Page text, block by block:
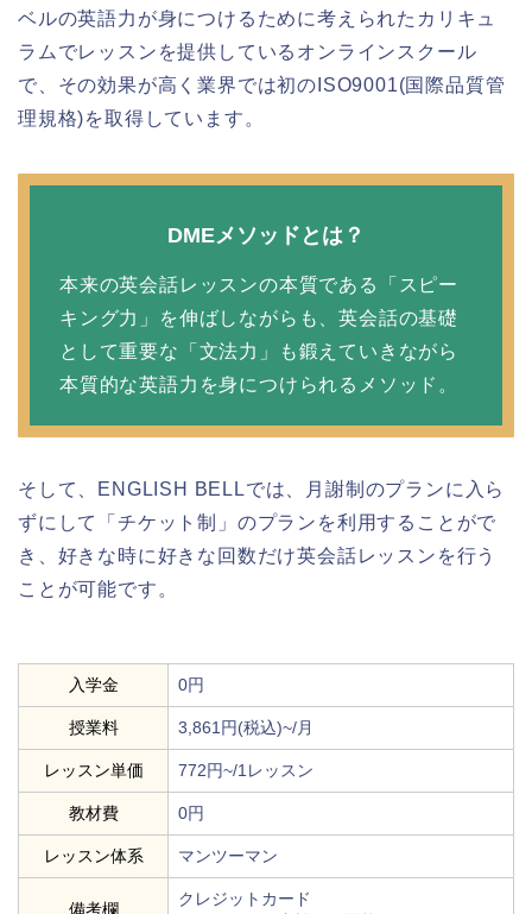
ベルの英語力が身につけるために考えられたカリキュ
ラムでレッスンを提供しているオンラインスクール
で、その効果が高く業界では初のISO9001(国際品質管
理規格)を取得しています。
DMEメソッドとは？
本来の英会話レッスンの本質である「スピー
キング力」を伸ばしながらも、英会話の基礎
として重要な「文法力」も鍛えていきながら
本質的な英語力を身につけられるメソッド。
そして、ENGLISH BELLでは、月謝制のプランに入ら
ずにして「チケット制」のプランを利用することがで
き、好きな時に好きな回数だけ英会話レッスンを行う
ことが可能です。
入学金 0円
授業料 3,861円(税込)~/月
レッスン単価 772円~/1レッスン
教材費 0円
レッスン体系 マンツーマン
備考欄
クレジットカード